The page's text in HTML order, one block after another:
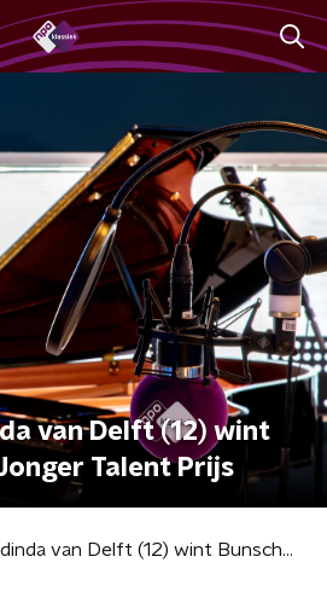
van Delft (12) wint
Talent Prijs
Violiste Adinda van Delft (12) wint Bunschoten Jonger Talent Prijs